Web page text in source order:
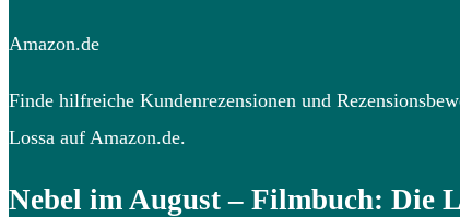
Amazon.de
Finde hilfreiche Kundenrezensionen und
Lossa auf Amazon.de.
Nebel im August – Filmbuch: Die